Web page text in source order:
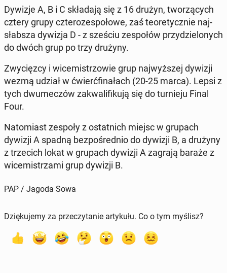
Dywizje A, B i C skła­da­ją się z 16 drużyn, two­rzą­cych
cztery grupy czte­ro­ze­spo­ło­we, zaś teo­re­tycz­nie naj­
słab­sza dywizja D - z sześciu ze­spo­łów przy­dzie­lo­nych
do dwóch grup po trzy drużyny.
Zwy­cięz­cy i wi­ce­mi­strzo­wie grup naj­wyż­szej dywizji
wezmą udział w ćwierć­fi­na­łach (20-25 marca). Lepsi z
tych dwu­me­czów za­kwa­li­fi­ku­ją się do tur­nie­ju Final
Four.
Na­to­miast zespoły z ostat­nich miejsc w grupach
dywizji A spadną bez­po­śred­nio do dywizji B, a drużyny
z trze­cich lokat w grupach dywizji A zagrają baraże z
wi­ce­mi­strza­mi grup dywizji B.
PAP / Jagoda Sowa
Dziękujemy za przeczytanie artykułu. Co o tym myślisz?